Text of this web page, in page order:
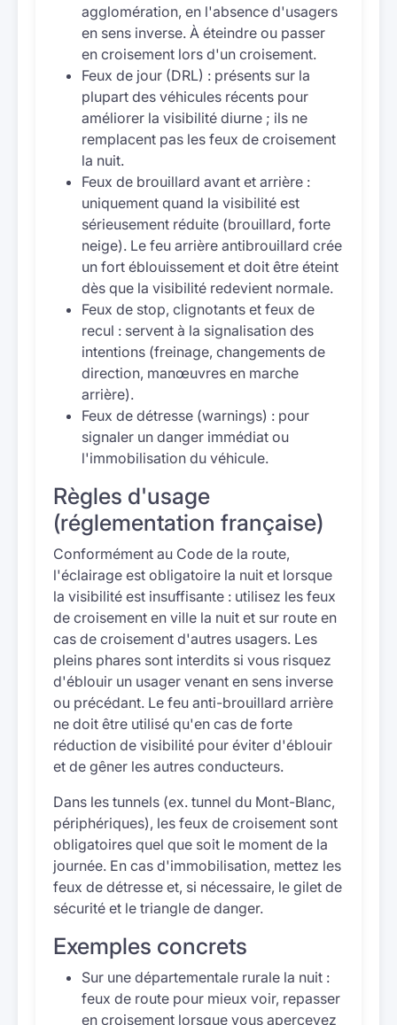
agglomération, en l'absence d'usagers
en sens inverse. À éteindre ou passer
en croisement lors d'un croisement.
Feux de jour (DRL) : présents sur la
plupart des véhicules récents pour
améliorer la visibilité diurne ; ils ne
remplacent pas les feux de croisement
la nuit.
Feux de brouillard avant et arrière :
uniquement quand la visibilité est
sérieusement réduite (brouillard, forte
neige). Le feu arrière antibrouillard crée
un fort éblouissement et doit être éteint
dès que la visibilité redevient normale.
Feux de stop, clignotants et feux de
recul : servent à la signalisation des
intentions (freinage, changements de
direction, manœuvres en marche
arrière).
Feux de détresse (warnings) : pour
signaler un danger immédiat ou
l'immobilisation du véhicule.
Règles d'usage
(réglementation française)
Conformément au Code de la route,
l'éclairage est obligatoire la nuit et lorsque
la visibilité est insuffisante : utilisez les feux
de croisement en ville la nuit et sur route en
cas de croisement d'autres usagers. Les
pleins phares sont interdits si vous risquez
d'éblouir un usager venant en sens inverse
ou précédant. Le feu anti-brouillard arrière
ne doit être utilisé qu'en cas de forte
réduction de visibilité pour éviter d'éblouir
et de gêner les autres conducteurs.
Dans les tunnels (ex. tunnel du Mont-Blanc,
périphériques), les feux de croisement sont
obligatoires quel que soit le moment de la
journée. En cas d'immobilisation, mettez les
feux de détresse et, si nécessaire, le gilet de
sécurité et le triangle de danger.
Exemples concrets
Sur une départementale rurale la nuit :
feux de route pour mieux voir, repasser
en croisement lorsque vous apercevez